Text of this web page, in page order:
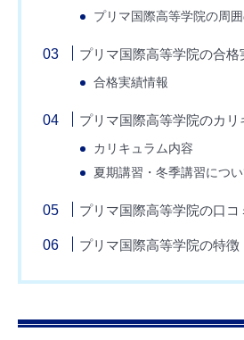
プリマ国際高等学院の周
プリマ国際高等学院の合格
合格実績情報
プリマ国際高等学院のカリ
カリキュラム内容
夏期講習・冬季講習につい
プリマ国際高等学院の口コ
プリマ国際高等学院の特徴